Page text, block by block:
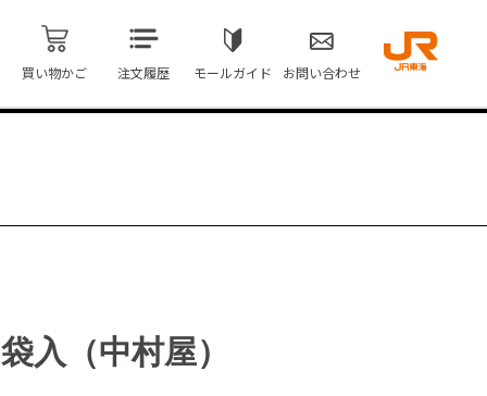
買い物かご 注文履歴 モールガイド お問い合わせ
入（中村屋）